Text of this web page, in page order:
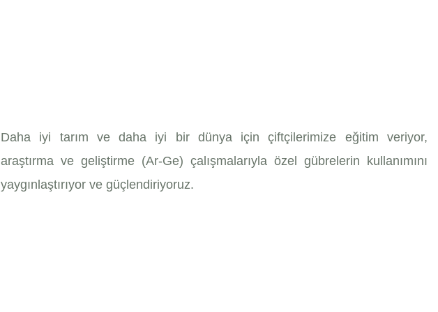
Daha iyi tarım ve daha iyi bir dünya için çiftçilerimize eğitim veriyor,
araştırma ve geliştirme (Ar-Ge) çalışmalarıyla özel gübrelerin kullanımını
yaygınlaştırıyor ve güçlendiriyoruz.